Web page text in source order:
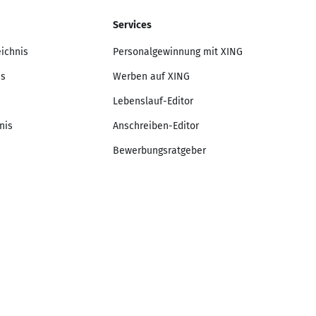
Services
Personalgewinnung mit XING
Werben auf XING
Lebenslauf-Editor
Anschreiben-Editor
Bewerbungsratgeber